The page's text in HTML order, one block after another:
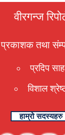
वीरगन्ज
प्रकाशक तथा
प्रदिप साह
विशाल
हाम्रो सदस्यहरु